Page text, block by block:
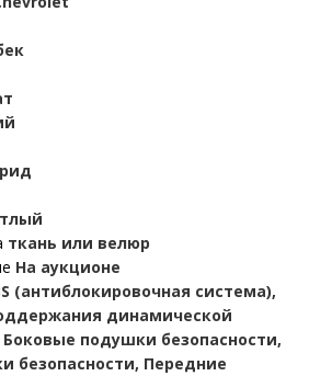
ткань или велюр
На аукционе
(антиблокировочная система),
динамической
Боковые подушки безопасности,
безопасности, Передние